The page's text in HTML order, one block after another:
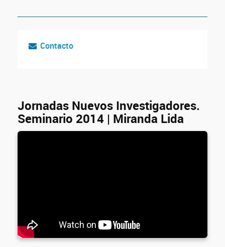
Contacto
Jornadas Nuevos Investigadores.
Seminario 2014 | Miranda Lida